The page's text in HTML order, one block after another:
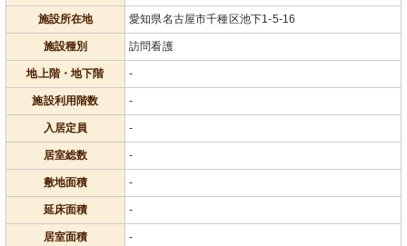
施設所在地 愛知県名古屋市千種区池下1-5-16
施設種別 訪問看護
地上階・地下階 -
施設利用階数 -
入居定員 -
居室総数 -
敷地面積 -
延床面積 -
居室面積 -